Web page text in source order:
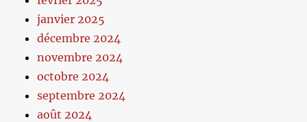
janvier 2025
décembre 2024
novembre 2024
octobre 2024
septembre 2024
août 2024